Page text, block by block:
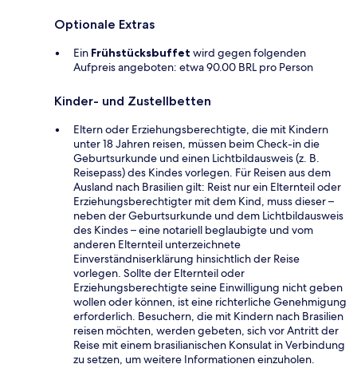
Optionale Extras
Ein Frühstücksbuffet wird gegen folgenden
Aufpreis angeboten: etwa 90.00 BRL pro Person
Kinder- und Zustellbetten
Eltern oder Erziehungsberechtigte, die mit Kindern
unter 18 Jahren reisen, müssen beim Check-in die
Geburtsurkunde und einen Lichtbildausweis (z. B.
Reisepass) des Kindes vorlegen. Für Reisen aus dem
Ausland nach Brasilien gilt: Reist nur ein Elternteil oder
Erziehungsberechtigter mit dem Kind, muss dieser –
neben der Geburtsurkunde und dem Lichtbildausweis
des Kindes – eine notariell beglaubigte und vom
anderen Elternteil unterzeichnete
Einverständniserklärung hinsichtlich der Reise
vorlegen. Sollte der Elternteil oder
Erziehungsberechtigte seine Einwilligung nicht geben
wollen oder können, ist eine richterliche Genehmigung
erforderlich. Besuchern, die mit Kindern nach Brasilien
reisen möchten, werden gebeten, sich vor Antritt der
Reise mit einem brasilianischen Konsulat in Verbindung
zu setzen, um weitere Informationen einzuholen.